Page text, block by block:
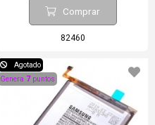
Comprar
82460
Agotado
Genera 7puntos